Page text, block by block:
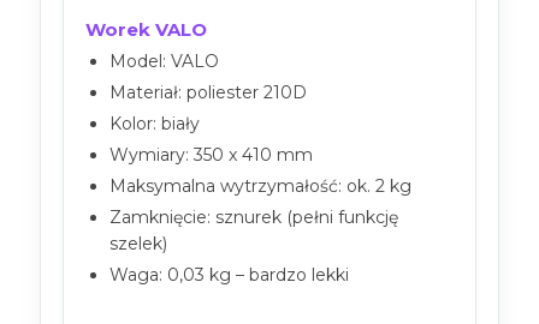
Worek VALO
Model: VALO
Materiał: poliester 210D
Kolor: biały
Wymiary: 350 x 410 mm
Maksymalna wytrzymałość: ok. 2 kg
Zamknięcie: sznurek (pełni funkcję
szelek)
Waga: 0,03 kg – bardzo lekki